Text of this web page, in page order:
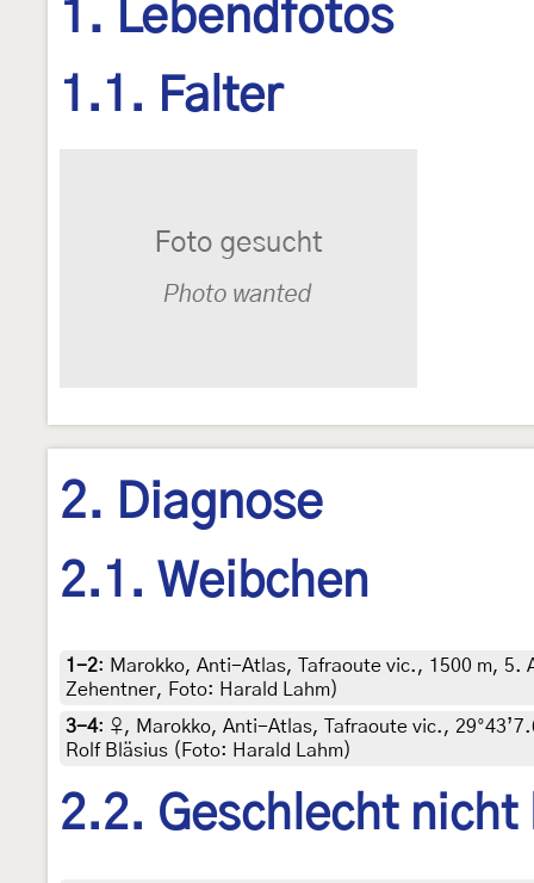
1. Lebendfotos
1.1. Falter
2. Diagnose
2.1. Weibchen
1-2: Marokko, Anti-Atlas, Tafraoute vic., 1500 m, 5.
Zehentner, Foto: Harald Lahm)
3-4: ♀, Marokko, Anti-Atlas, Tafraoute vic.,
Rolf Bläsius (Foto: Harald Lahm)
2.2. Geschlecht nicht